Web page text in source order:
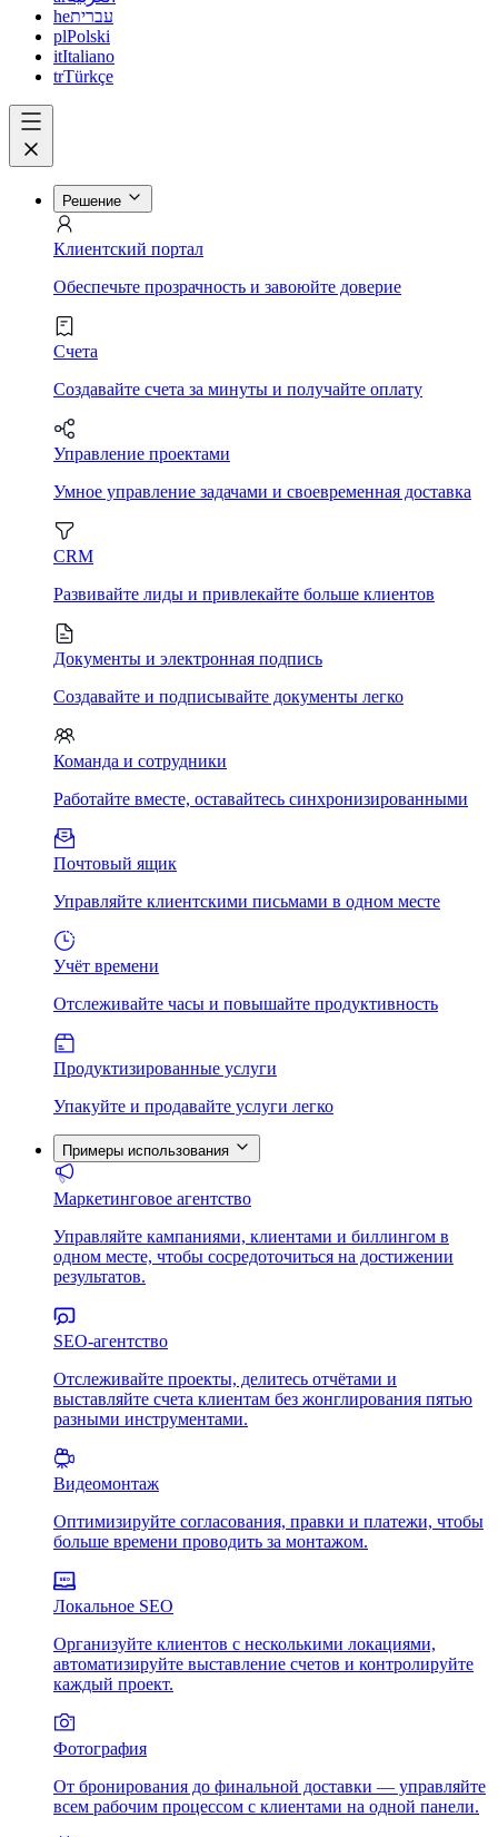
heעברית
plPolski
itItaliano
trTürkçe
Решение
Клиентский портал
Обеспечьте прозрачность и завоюйте доверие
Счета
Создавайте счета за минуты и получайте оплату
Управление проектами
Умное управление задачами и своевременная доставка
CRM
Развивайте лиды и привлекайте больше клиентов
Документы и электронная подпись
Создавайте и подписывайте документы легко
Команда и сотрудники
Работайте вместе, оставайтесь синхронизированными
Почтовый ящик
Управляйте клиентскими письмами в одном месте
Учёт времени
Отслеживайте часы и повышайте продуктивность
Продуктизированные услуги
Упакуйте и продавайте услуги легко
Примеры использования
Маркетинговое агентство
Управляйте кампаниями, клиентами и биллингом в
одном месте, чтобы сосредоточиться на достижении
результатов.
SEO-агентство
Отслеживайте проекты, делитесь отчётами и
выставляйте счета клиентам без жонглирования пятью
разными инструментами.
Видеомонтаж
Оптимизируйте согласования, правки и платежи, чтобы
больше времени проводить за монтажом.
Локальное SEO
Организуйте клиентов с несколькими локациями,
автоматизируйте выставление счетов и контролируйте
каждый проект.
Фотография
От бронирования до финальной доставки — управляйте
всем рабочим процессом с клиентами на одной панели.